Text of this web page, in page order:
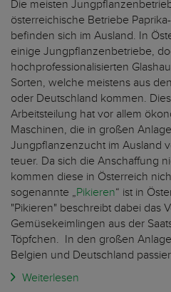
Die meisten
österreichische Betriebe
befinden sich im Ausland. In
einige Jungpflanzenbetriebe,
hochprofessionalisierten
Sorten, welche meistens aus
oder Deutschland kommen.
Arbeitsteilung hat vor allem
Maschinen, die in großen
Jungpflanzenzucht im Ausland
teuer. Da sich die Anschaffung
kommen diese in Österreich
sogenannte „Pikieren“ ist in
"Pikieren" beschreibt dabei das
Gemüsekeimlingen aus der
Töpfchen. In den großen
Belgien und Deutschland
Weiterlesen